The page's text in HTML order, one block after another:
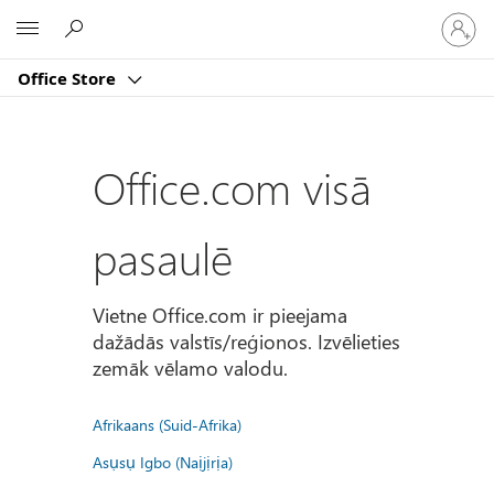
Office Store
savā
kontā
Office.com visā
pasaulē
Vietne Office.com ir pieejama
dažādās valstīs/reģionos. Izvēlieties
zemāk vēlamo valodu.
Afrikaans (Suid-Afrika)
Asụsụ Igbo (Naịjịrịa)